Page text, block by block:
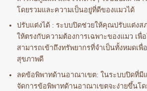
โดยรวมและความเป็นอยู่ที่ดีของแมวได้
ปรับแต่งได้ : ระบบปิดช่วยให้คุณปรับแต่งส
ให้ตรงกับความต้องการเฉพาะของแมว เพื่
สามารถเข้าถึงทรัพยากรที่จำเป็นทั้งหมดเ
สุขภาพดี
ลดข้อพิพาทด้านอาณาเขต: ในระบบปิดที่มี
จัดการข้อพิพาทด้านอาณาเขตจะง่ายขึ้นโ